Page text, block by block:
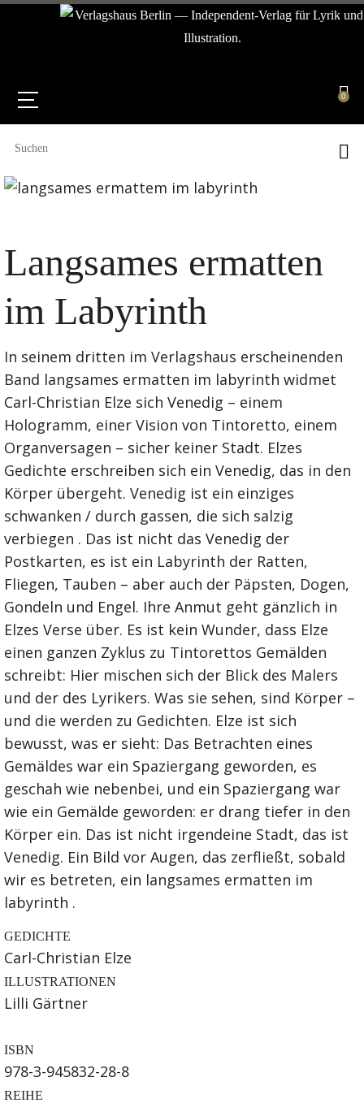
0
Langsames ermatten
im Labyrinth
In seinem dritten im Verlagshaus erscheinenden
Band langsames ermatten im labyrinth widmet
Carl-Christian Elze sich Venedig – einem
Hologramm, einer Vision von Tintoretto, einem
Organversagen – sicher keiner Stadt. Elzes
Gedichte erschreiben sich ein Venedig, das in den
Körper übergeht. Venedig ist ein einziges
schwanken / durch gassen, die sich salzig
verbiegen . Das ist nicht das Venedig der
Postkarten, es ist ein Labyrinth der Ratten,
Fliegen, Tauben – aber auch der Päpsten, Dogen,
Gondeln und Engel. Ihre Anmut geht gänzlich in
Elzes Verse über. Es ist kein Wunder, dass Elze
einen ganzen Zyklus zu Tintorettos Gemälden
schreibt: Hier mischen sich der Blick des Malers
und der des Lyrikers. Was sie sehen, sind Körper –
und die werden zu Gedichten. Elze ist sich
bewusst, was er sieht: Das Betrachten eines
Gemäldes war ein Spaziergang geworden, es
geschah wie nebenbei, und ein Spaziergang war
wie ein Gemälde geworden: er drang tiefer in den
Körper ein. Das ist nicht irgendeine Stadt, das ist
Venedig. Ein Bild vor Augen, das zerfließt, sobald
wir es betreten, ein langsames ermatten im
labyrinth .
GEDICHTE
Carl-Christian Elze
ILLUSTRATIONEN
Lilli Gärtner
ISBN
978-3-945832-28-8
REIHE